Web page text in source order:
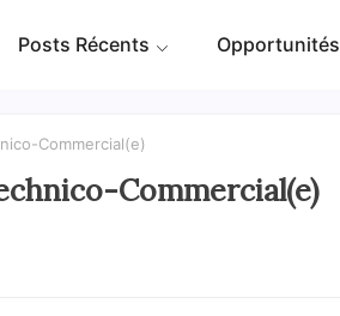
Posts Récents Opportunités
Commercial(e)
Commercial(e)